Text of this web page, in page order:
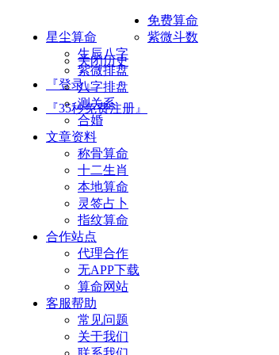
星尘算命
关闭历史
『登录』
『35秒免费注册』
免费算命
紫微斗数
生辰八字
紫微排盘
八字排盘
测关系
合婚
文章资料
称骨算命
十二生肖
本地算命
灵签占卜
指纹算命
合作站点
代理合作
无APP下载
算命网站
客服帮助
常见问题
关于我们